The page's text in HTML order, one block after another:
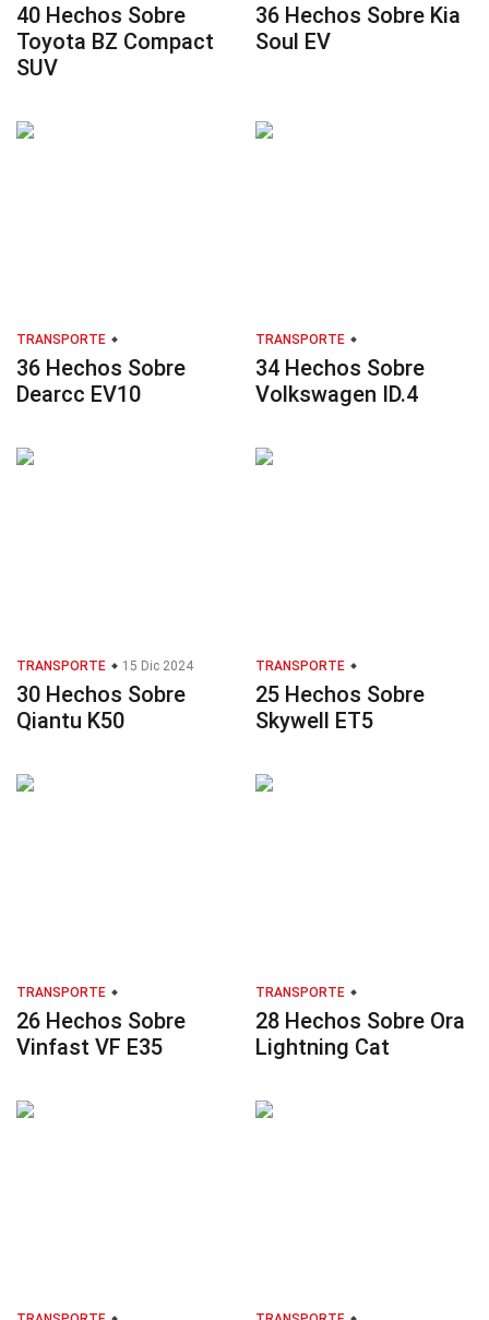
40 Hechos Sobre
Toyota BZ Compact
SUV
36 Hechos Sobre Kia
Soul EV
TRANSPORTE
36 Hechos Sobre
Dearcc EV10
TRANSPORTE
34 Hechos Sobre
Volkswagen ID.4
TRANSPORTE 15 Dic 2024
30 Hechos Sobre
Qiantu K50
TRANSPORTE
25 Hechos Sobre
Skywell ET5
TRANSPORTE
26 Hechos Sobre
Vinfast VF E35
TRANSPORTE
28 Hechos Sobre Ora
Lightning Cat